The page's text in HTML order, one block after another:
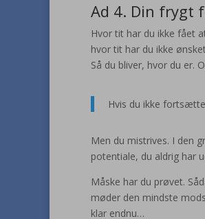
Ad 4. Din frygt
Hvor tit har du ikke fået
hvor tit har du ikke
Så du bliver, hvor du er.
Hvis du ikke
Men du mistrives. I den
potentiale, du aldrig har
Måske har du prøvet.
møder den mindste
klar endnu…